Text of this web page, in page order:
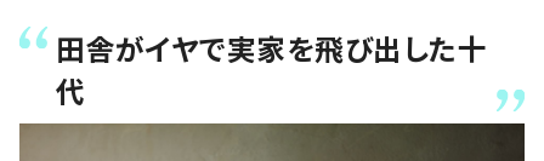
田舎がイヤで実家を飛び出した十
代